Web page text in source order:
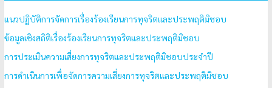
แนวปฏิบัติการจัดการเรื่องร้องเรียนการทุจริตและประพฤติมิชอบ
ข้อมูลเชิงสถิติเรื่องร้องเรียนการทุจริตและประพฤติมิชอบ
การประเมินความเสี่ยงการทุจริตและประพฤติมิชอบประจำปี
การดำเนินการเพื่อจัดการความเสี่ยงการทุจริตและประพฤติมิชอบ